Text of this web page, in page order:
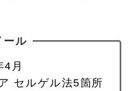
ール
月
セルゲル法5箇所